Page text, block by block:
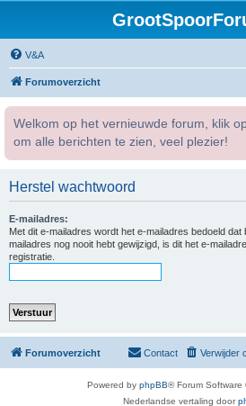
V&A
Forumoverzicht
Welkom op het vernieuwde forum, klik
om alle berichten te zien, veel plezier!
Herstel wachtwoord
E-mailadres:
Met dit e-mailadres wordt het e-mailadres bedoeld
mailadres nog nooit hebt gewijzigd, is dit het e-
registratie.
Forumoverzicht Verwijder
Contact
Powered by phpBB® Forum Software
Nederlandse vertaling door